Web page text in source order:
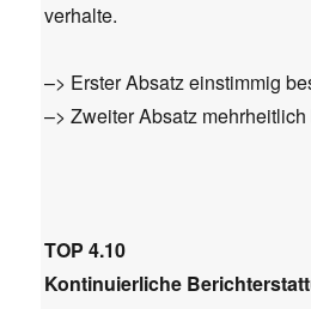
verhalte.
–> Erster Absatz einstimmig
–> Zweiter Absatz
TOP 4.10
Kontinuierliche